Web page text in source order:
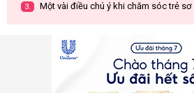
3. Một vài điều chú ý khi chăm sóc trẻ